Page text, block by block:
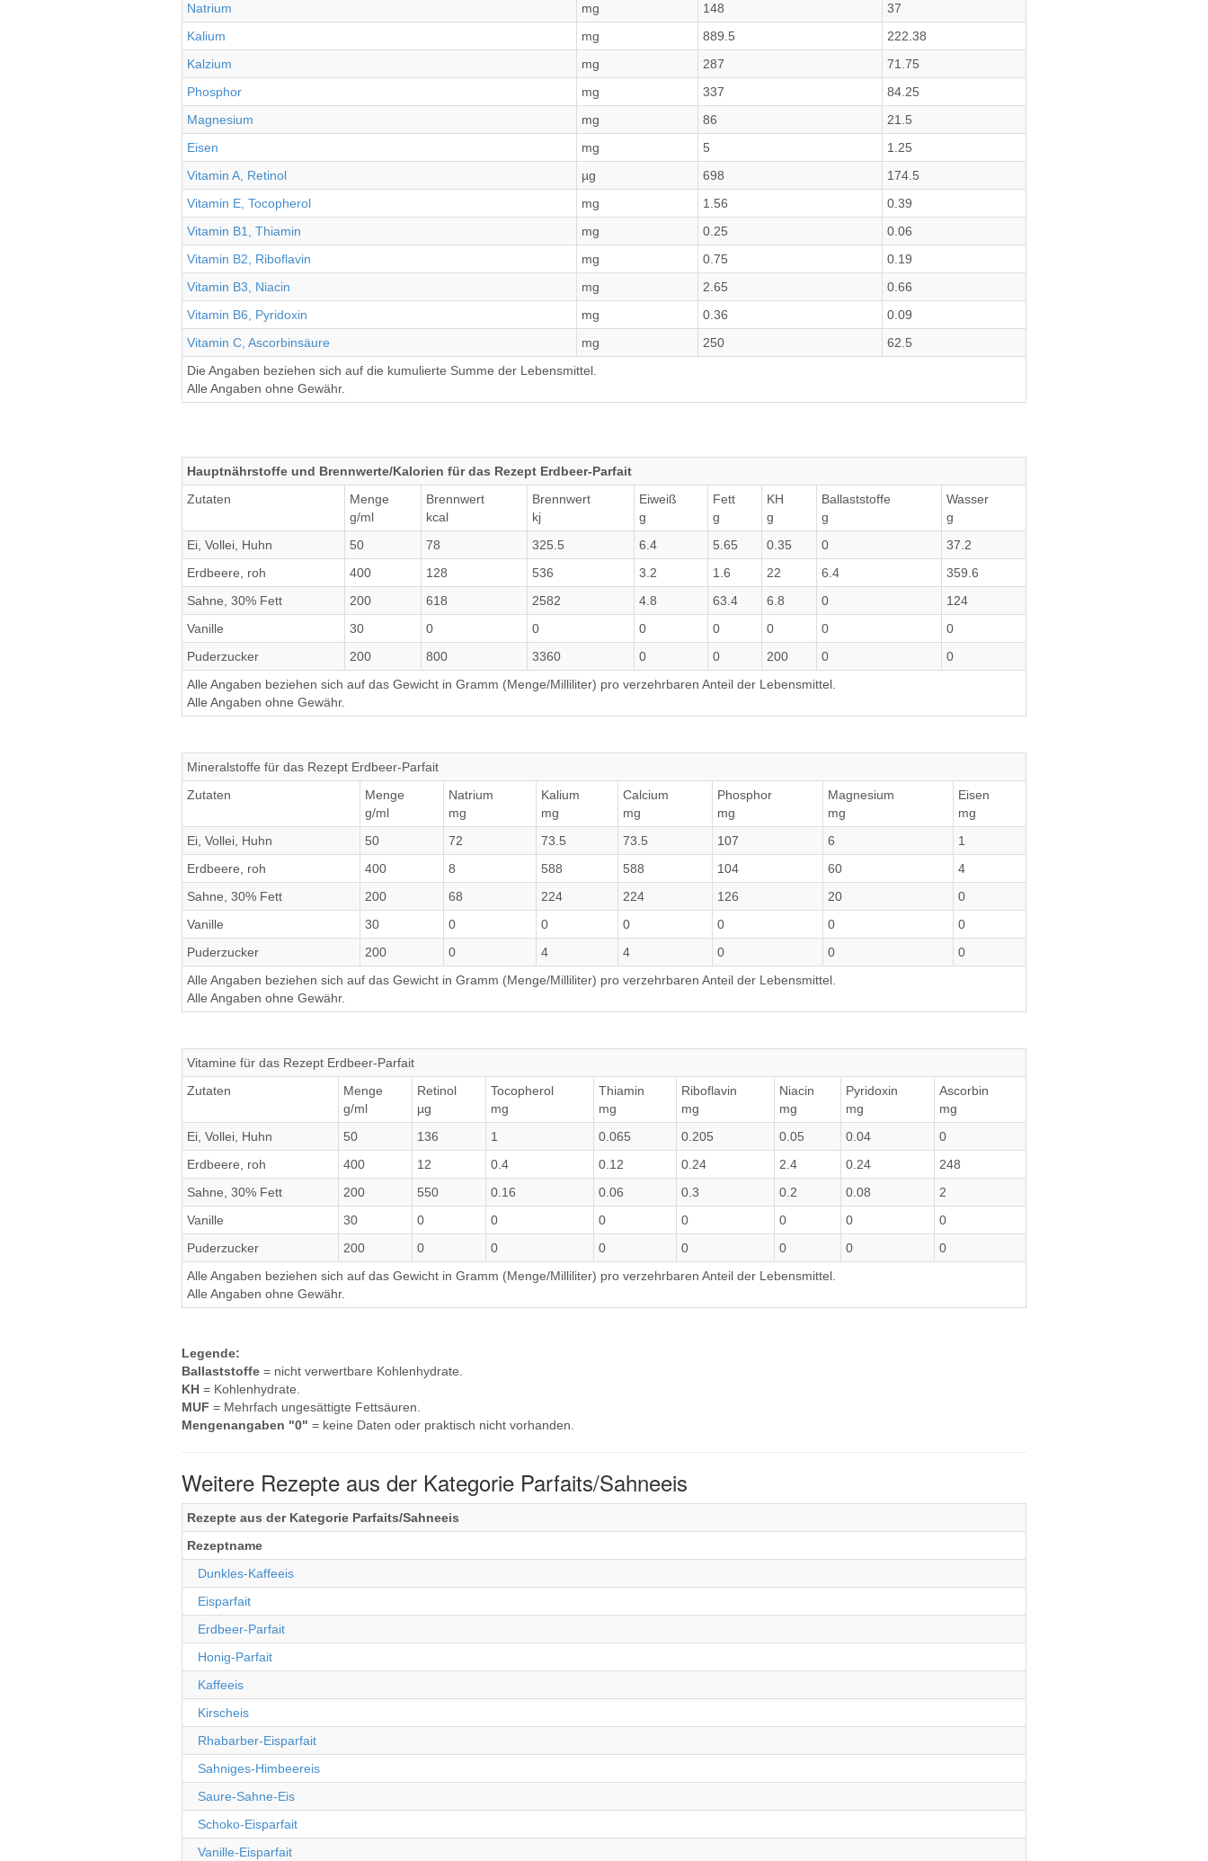
Natrium
mg 148
37
Kalium
mg 889.5
222.38
Kalzium
mg 287
71.75
Phosphor
mg 337
84.25
Magnesium
mg 86
21.5
Eisen
mg 5
1.25
Vitamin A, Retinol
µg 698
174.5
Vitamin E, Tocopherol
mg 1.56
0.39
Vitamin B1, Thiamin
mg 0.25
0.06
Vitamin B2, Riboflavin
mg 0.75
0.19
Vitamin B3, Niacin
mg 2.65
0.66
Vitamin B6, Pyridoxin
mg 0.36
0.09
Vitamin C, Ascorbinsäure
mg 250
62.5
Die Angaben beziehen sich auf die kumulierte Summe der Lebensmittel.
Alle Angaben ohne Gewähr.
Hauptnährstoffe und Brennwerte/Kalorien für das Rezept Erdbeer-Parfait
Zutaten
Menge
g/ml
Brennwert
kcal
Brennwert
kj
Eiweiß
g
Fett
g
KH
g
Ballaststoffe
g
Wasser
g
Ei, Vollei, Huhn
50 78 325.5 6.4 5.65 0.35 0
37.2
Erdbeere, roh
400 128 536 3.2 1.6 22 6.4
359.6
Sahne, 30% Fett
200 618 2582 4.8 63.4 6.8 0
124
Vanille
30 0 0 0 0 0 0
0
Puderzucker
200 800 3360 0 0 200 0
0
Alle Angaben beziehen sich auf das Gewicht in Gramm (Menge/Milliliter) pro verzehrbaren Anteil der Lebensmittel.
Alle Angaben ohne Gewähr.
Mineralstoffe für das Rezept Erdbeer-Parfait
Zutaten
Menge
g/ml
Natrium
mg
Kalium
mg
Calcium
mg
Phosphor
mg
Magnesium
mg
Eisen
mg
Ei, Vollei, Huhn
50 72 73.5 73.5 107 6
1
Erdbeere, roh
400 8 588 588 104 60
4
Sahne, 30% Fett
200 68 224 224 126 20
0
Vanille
30 0 0 0 0 0
0
Puderzucker
200 0 4 4 0 0
0
Alle Angaben beziehen sich auf das Gewicht in Gramm (Menge/Milliliter) pro verzehrbaren Anteil der Lebensmittel.
Alle Angaben ohne Gewähr.
Vitamine für das Rezept Erdbeer-Parfait
Zutaten
Menge
g/ml
Retinol
µg
Tocopherol
mg
Thiamin
mg
Riboflavin
mg
Niacin
mg
Pyridoxin
mg
Ascorbin
mg
Ei, Vollei, Huhn
50 136 1 0.065 0.205 0.05 0.04
0
Erdbeere, roh
400 12 0.4 0.12 0.24 2.4 0.24
248
Sahne, 30% Fett
200 550 0.16 0.06 0.3 0.2 0.08
2
Vanille
30 0 0 0 0 0 0
0
Puderzucker
200 0 0 0 0 0 0
0
Alle Angaben beziehen sich auf das Gewicht in Gramm (Menge/Milliliter) pro verzehrbaren Anteil der Lebensmittel.
Alle Angaben ohne Gewähr.
Legende:
Ballaststoffe = nicht verwertbare Kohlenhydrate.
KH = Kohlenhydrate.
MUF = Mehrfach ungesättigte Fettsäuren.
Mengenangaben "0" = keine Daten oder praktisch nicht vorhanden.
Weitere Rezepte aus der Kategorie Parfaits/Sahneeis
Rezepte aus der Kategorie Parfaits/Sahneeis
Rezeptname
Dunkles-Kaffeeis
Eisparfait
Erdbeer-Parfait
Honig-Parfait
Kaffeeis
Kirscheis
Rhabarber-Eisparfait
Sahniges-Himbeereis
Saure-Sahne-Eis
Schoko-Eisparfait
Vanille-Eisparfait